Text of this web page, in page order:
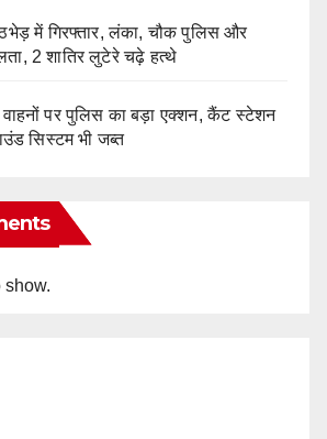
में गिरफ्तार, लंका, चौक पुलिस और
2 शातिर लुटेरे चढ़े हत्थे
वाहनों पर पुलिस का बड़ा एक्शन, कैंट स्टेशन
सिस्टम भी जब्त
show.